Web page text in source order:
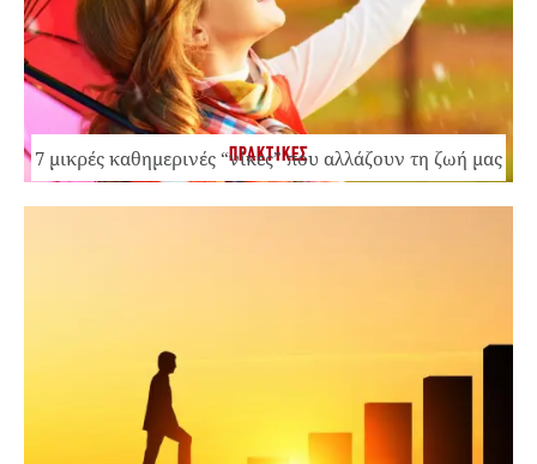
ΠΡΑΚΤΙΚΕΣ
7 μικρές καθημερινές “νίκες” που αλλάζουν τη ζωή μας